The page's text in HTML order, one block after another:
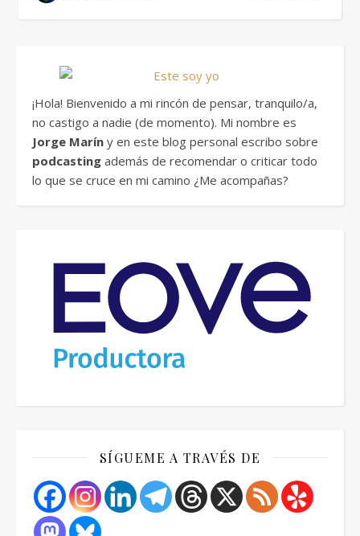
¡Hola! Bienvenido a mi rincón de pensar, tranquilo/a,
no castigo a nadie (de momento). Mi nombre es
Jorge Marín y en este blog personal escribo sobre
podcasting además de recomendar o criticar todo
lo que se cruce en mi camino ¿Me acompañas?
SÍGUEME A TRAVÉS DE